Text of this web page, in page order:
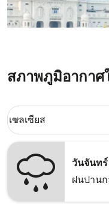
สภาพภูมิอากาศ
Weather unit option เซ
เซลเซียส
keyboard_arrow_down
วันจันทร์
ฝนปานก